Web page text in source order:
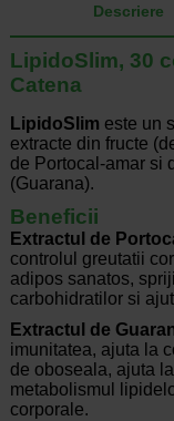
Descriere
LipidoSlim, 30
Catena
LipidoSlim este un
extracte din fructe
de Portocal-amar si
(Guarana).
Beneficii
Extractul de
controlul greutatii
adipos sanatos,
carbohidratilor si
Extractul de
imunitatea, ajuta la
de oboseala, ajuta
metabolismul
corporale.